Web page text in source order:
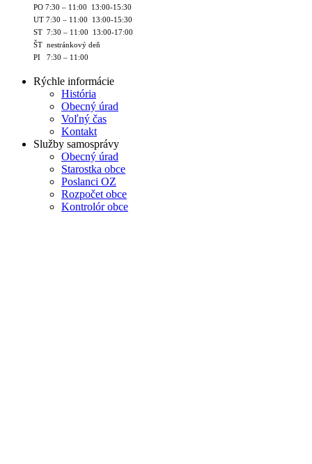
PO 7:30 – 11:00 13:00-15:30
UT 7:30 – 11:00 13:00-15:30
ST 7:30 – 11:00 13:00-17:00
ŠT nestránkový deň
PI 7:30 – 11:00
Rýchle informácie
História
Obecný úrad
Voľný čas
Kontakt
Služby samosprávy
Obecný úrad
Starostka obce
Poslanci OZ
Rozpočet obce
Kontrolór obce